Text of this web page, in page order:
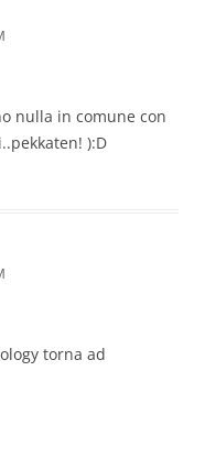
nulla in comune con
):D
torna ad